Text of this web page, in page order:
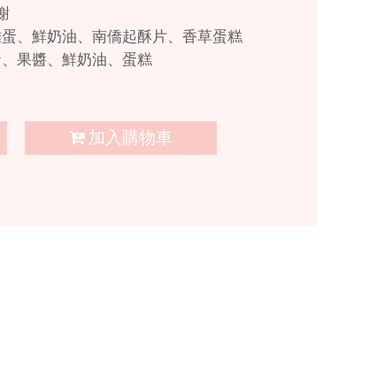
、鮮奶油、南僑起酥片、香草蛋糕
果醬、鮮奶油、蛋糕
加入購物車